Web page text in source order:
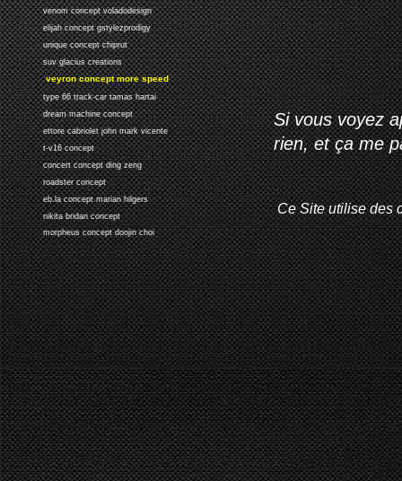
venom concept voladodesign
elijah concept gstylezprodigy
unique concept chiprut
suv glacius creations
veyron concept more speed
type 66 track-car tamas hartai
dream machine concept
ettore cabriolet john mark vicente
t-v16 concept
concert concept ding zeng
roadster concept
eb.la concept marian hilgers
nikita bridan concept
morpheus concept doojin choi
Si vous voyez
rien, et ça me
Ce Site utilise des